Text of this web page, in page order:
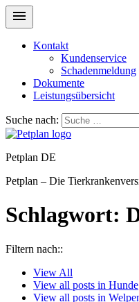
Kontakt
Kundenservice
Schadenmeldung
Dokumente
Leistungsübersicht
Suche nach:
Petplan DE
Petplan – Die
Schlagwort:
Filtern nach::
View All
View all posts in Hunde
View all posts in